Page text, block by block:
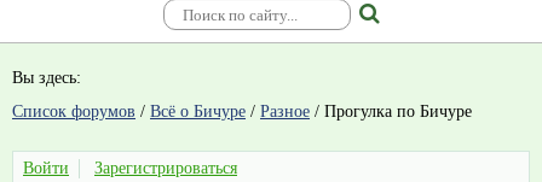
Вы здесь:
Список форумов / Всё о Бичуре / Разное / Прогулка по Бичуре
Войти Зарегистрироваться